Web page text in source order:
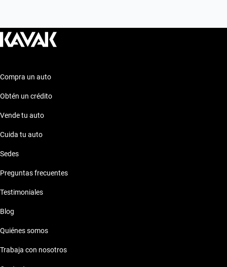
Compra un auto
Obtén un crédito
Vende tu auto
Cuida tu auto
Sedes
Preguntas frecuentes
Testimoniales
Blog
Quiénes somos
Trabaja con nosotros